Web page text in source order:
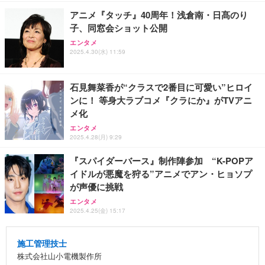
アニメ『タッチ』40周年！浅倉南・日髙のり
子、同窓会ショット公開
エンタメ
2025.4.30(水) 11:59
石見舞菜香が“クラスで2番目に可愛い”ヒロイ
ンに！ 等身大ラブコメ『クラにか』がTVアニ
メ化
エンタメ
2025.4.28(月) 9:29
『スパイダーバース』制作陣参加 “K-POPア
イドルが悪魔を狩る”アニメでアン・ヒョソプ
が声優に挑戦
エンタメ
2025.4.25(金) 15:17
施工管理技士
株式会社山小電機製作所